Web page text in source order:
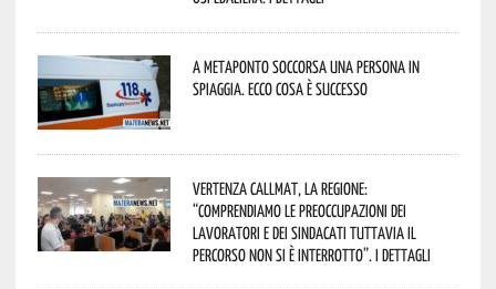
A Metaponto soccorsa una persona in
spiaggia. Ecco cosa è successo
Vertenza CallMat, la Regione:
“comprendiamo le preoccupazioni dei
lavoratori e dei sindacati tuttavia il
percorso non si è interrotto”. I dettagli